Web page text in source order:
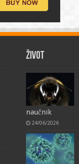
ŽIVOT
naučnik
24/06/2026